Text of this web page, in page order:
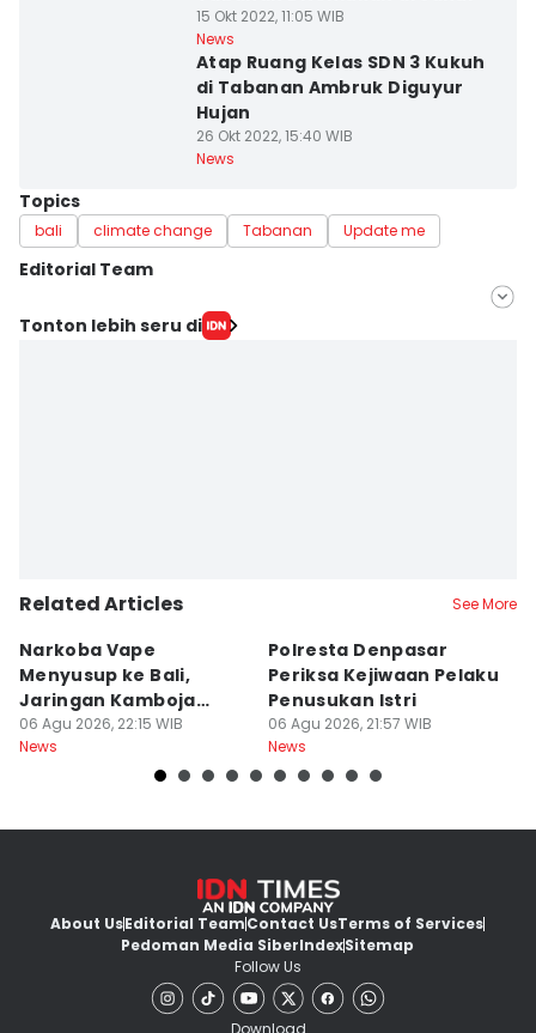
15 Okt 2022, 11:05 WIB
News
Atap Ruang Kelas SDN 3 Kukuh
di Tabanan Ambruk Diguyur
Hujan
26 Okt 2022, 15:40 WIB
News
Topics
bali climate change Tabanan Update me
Editorial Team
Editor
Tonton lebih seru di
Related Articles See More
Narkoba Vape
Menyusup ke Bali,
Jaringan Kamboja
Terbongkar
06 Agu 2026, 22:15 WIB
News
Polresta Denpasar
Periksa Kejiwaan Pelaku
Penusukan Istri
06 Agu 2026, 21:57 WIB
News
About UsEditorial TeamContact UsTerms of Services
Pedoman Media SiberIndexSitemap
Follow Us
Download